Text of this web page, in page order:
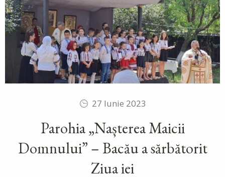
27 Iunie 2023
Parohia „Nașterea Maicii
Domnului” – Bacău a sărbătorit
Ziua iei